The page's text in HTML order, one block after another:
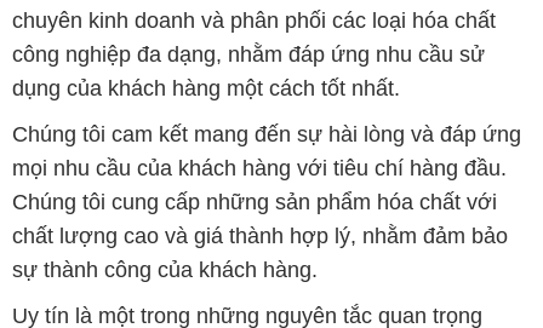
mọi nhu cầu của khách hàng với tiêu chí hàng đầu.
Chúng tôi cung cấp những sản phẩm hóa chất với
chất lượng cao và giá thành hợp lý, nhằm đảm bảo
sự thành công của khách hàng.
Uy tín là một trong những nguyên tắc quan trọng
trong hoạt động kinh doanh của chúng tôi. Chúng tôi
luôn ý thức rằng những sản phẩm mà chúng tôi cung
cấp cần phải đáp ứng tiêu chuẩn chất lượng cao, làm
hài lòng đối tác. Đồng thời, chúng tôi tạo mức giá